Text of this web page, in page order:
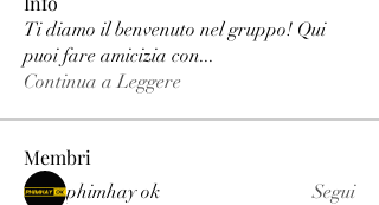
Ti diamo il benvenuto nel gruppo! Qui
puoi fare amicizia con...
Continua a Leggere
Membri
phimhay ok
Segui